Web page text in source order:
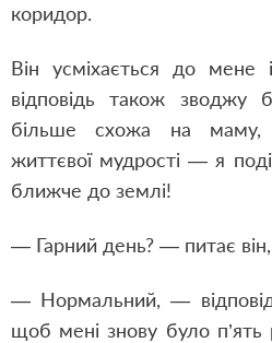
коридор.
Він усміхається до
відповідь також
більше схожа на маму,
життєвої мудрості — я
ближче до землі!
— Гарний день? — питає
— Нормальний, —
щоб мені знову було п’ять